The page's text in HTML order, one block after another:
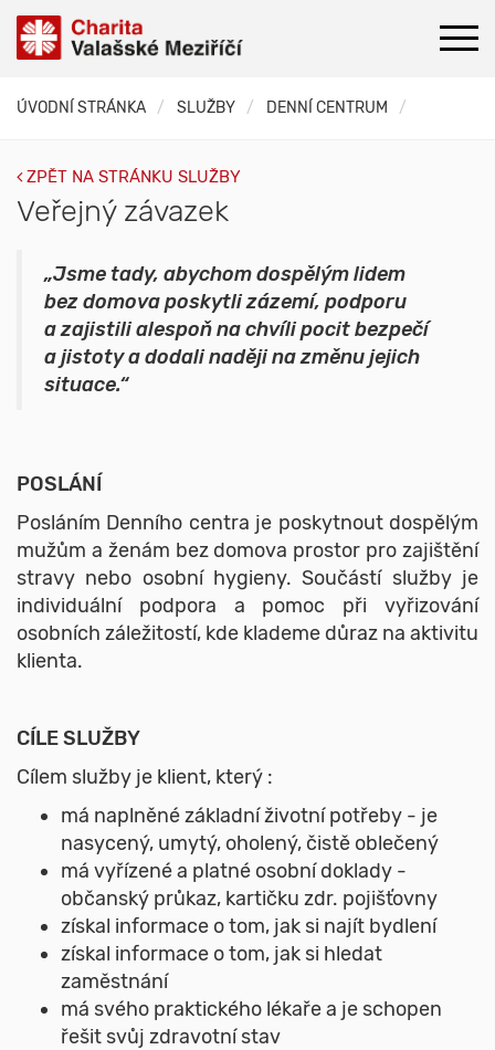
ÚVODNÍ STRÁNKA SLUŽBY DENNÍ CENTRUM
ZPĚT NA STRÁNKU SLUŽBY
Veřejný závazek
„Jsme tady, abychom dospělým lidem
bez domova poskytli zázemí, podporu
a zajistili alespoň na chvíli pocit bezpečí
a jistoty a dodali naději na změnu jejich
situace.“
POSLÁNÍ
Posláním Denního centra je poskytnout dospělým
mužům a ženám bez domova prostor pro zajištění
stravy nebo osobní hygieny. Součástí služby je
individuální podpora a pomoc při vyřizování
osobních záležitostí, kde klademe důraz na aktivitu
klienta.
CÍLE SLUŽBY
Cílem služby je klient, který :
má naplněné základní životní potřeby - je
nasycený, umytý, oholený, čistě oblečený
má vyřízené a platné osobní doklady -
občanský průkaz, kartičku zdr. pojišťovny
získal informace o tom, jak si najít bydlení
získal informace o tom, jak si hledat
zaměstnání
má svého praktického lékaře a je schopen
řešit svůj zdravotní stav